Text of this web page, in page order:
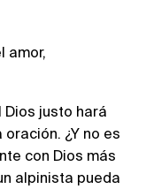
amor,
Dios justo hará
¿Y no es
con Dios más
alpinista pueda